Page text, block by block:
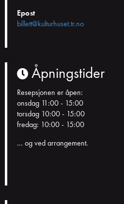
Epost
billett@kulturhuset.tr.no
Åpningstider
Resepsjonen er åpen:
onsdag 11:00 - 15:00
torsdag 10:00 - 15:00
fredag: 10:00 - 15:00
... og ved arrangement.